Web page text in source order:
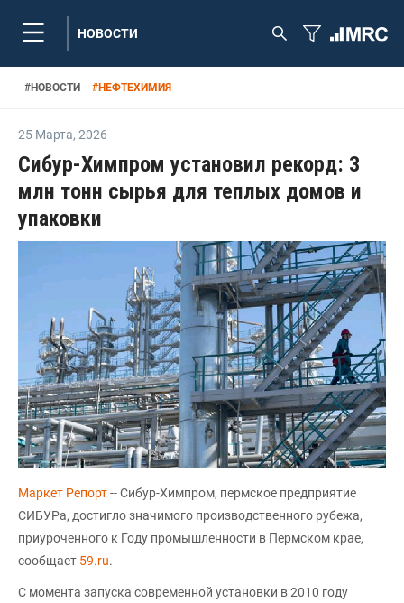
НОВОСТИ
#НОВОСТИ #НЕФТЕХИМИЯ
25 Марта, 2026
Сибур-Химпром установил рекорд: 3
млн тонн сырья для теплых домов и
упаковки
Маркет Репорт-- Сибур-Химпром, пермское предприятие
СИБУРа, достигло значимого производственного рубежа,
приуроченного к Году промышленности в Пермском крае,
сообщает 59.ru.
С момента запуска современной установки в 2010 году